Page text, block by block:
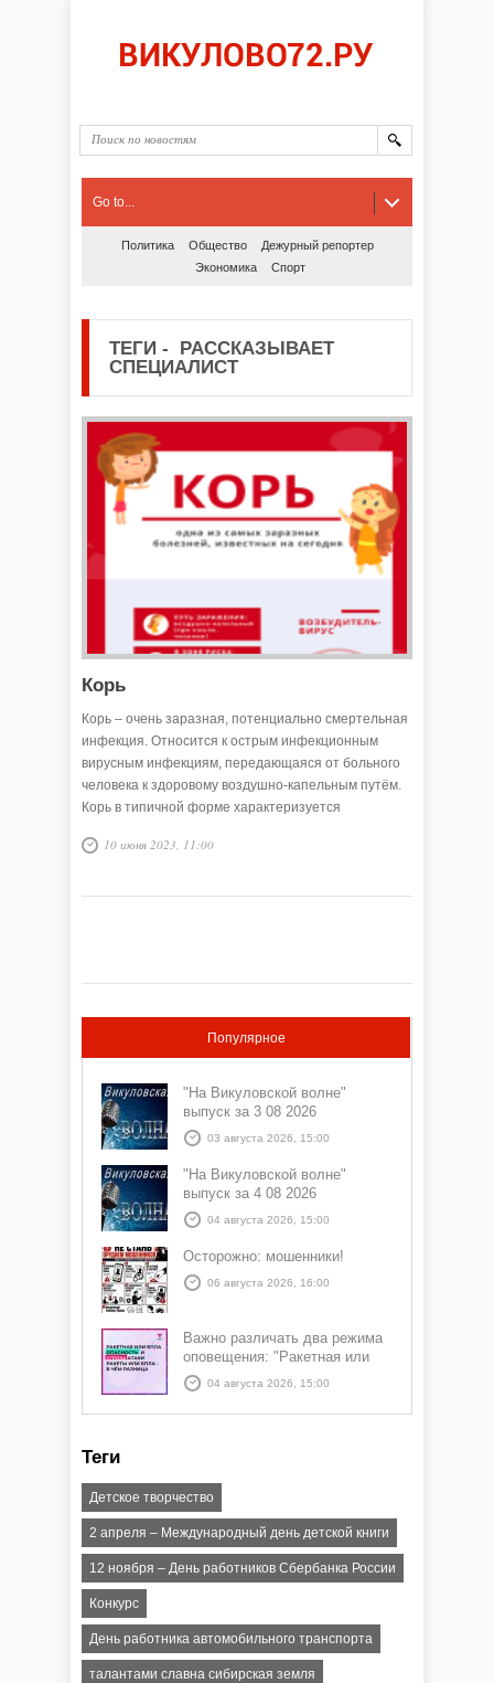
Go to...
Политика Общество
Дежурный репортер
Экономика
Спорт
ТЕГИ - РАССКАЗЫВАЕТ
СПЕЦИАЛИСТ
Корь
Корь – очень заразная, потенциально смертельная
инфекция. Относится к острым инфекционным
вирусным инфекциям, передающаяся от больного
человека к здоровому воздушно-капельным путём.
Корь в типичной форме характеризуется
слабость, высокая температура тела, поэтапное
болезни.
10 июня 2023, 11:00
Популярное
"На Викуловской волне"
выпуск за 3 08 2026
03 августа 2026, 15:00
"На Викуловской волне"
выпуск за 4 08 2026
04 августа 2026, 15:00
Осторожно: мошенники!
06 августа 2026, 16:00
Важно различать два режима
оповещения: "Ракетная или
БПЛА опасность" и "Угроза
атаки ракеты или БПЛА"
04 августа 2026, 15:00
Теги
Детское творчество
2 апреля – Международный день детской книги
12 ноября – День работников Сбербанка России
Конкурс
День работника автомобильного транспорта
талантами славна сибирская земля